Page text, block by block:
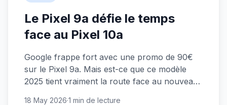
Le Pixel 9a défie le temps
face au Pixel 10a
Google frappe fort avec une promo de 90€
sur le Pixel 9a. Mais est-ce que ce modèle
2025 tient vraiment la route face au nouveau
18 May 2026·1 min de lecture